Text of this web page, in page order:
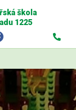
škola
1225